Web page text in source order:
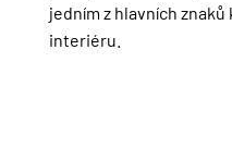
jedním z hlavních
interiéru.